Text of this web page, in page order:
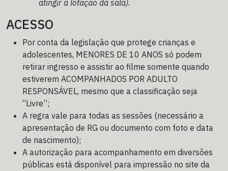
atingir a lotação da sala).
ACESSO
Por conta da legislação que protege crianças e
adolescentes, MENORES DE 10 ANOS só podem
retirar ingresso e assistir ao filme somente quando
estiverem ACOMPANHADOS POR ADULTO
RESPONSÁVEL, mesmo que a classificação seja
“Livre”;
A regra vale para todas as sessões (necessário a
apresentação de RG ou documento com foto e data
de nascimento);
A autorização para acompanhamento em diversões
públicas está disponível para impressão no site da